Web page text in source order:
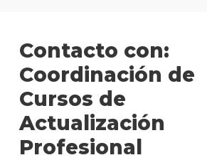
Contacto con:
Coordinación de
Cursos de
Actualización
Profesional